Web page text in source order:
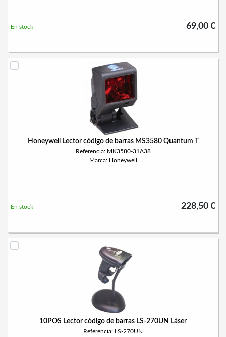
69,00 €
En stock
Honeywell Lector código de barras MS3580 Quantum T
Referencia: MK3580-31A38
Marca: Honeywell
228,50 €
En stock
10POS Lector código de barras LS-270UN Láser
Referencia: LS-270UN